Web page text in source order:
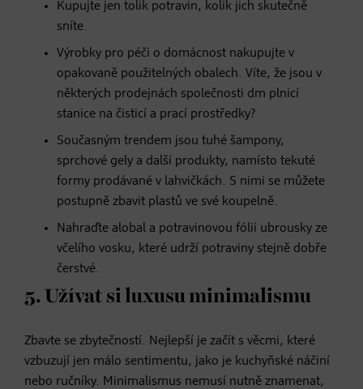
Kupujte jen tolik potravin, kolik jich skutečně
sníte.
Výrobky pro péči o domácnost nakupujte v
opakovaně použitelných obalech. Víte, že jsou v
některých prodejnách společnosti dm plnicí
stanice na čisticí a prací prostředky?
Současným trendem jsou tuhé šampony,
sprchové gely a další produkty, namísto tekuté
formy prodávané v lahvičkách. S nimi se můžete
postupně zbavit plastů ve své koupelně.
Nahraďte alobal a potravinovou fólii ubrousky ze
včelího vosku, které udrží potraviny stejně dobře
čerstvé.
5. Užívat si luxusu minimalismu
Zbavte se zbytečností. Nejlepší je začít s věcmi, které
vzbuzují jen málo sentimentu, jako je kuchyňské náčiní
nebo ručníky. Minimalismus nemusí nutně znamenat,